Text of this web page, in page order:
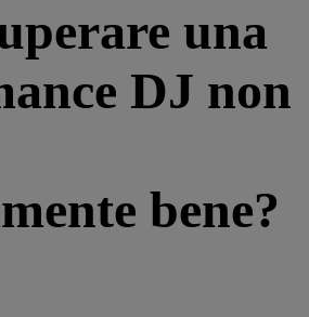
una
DJ non
bene?